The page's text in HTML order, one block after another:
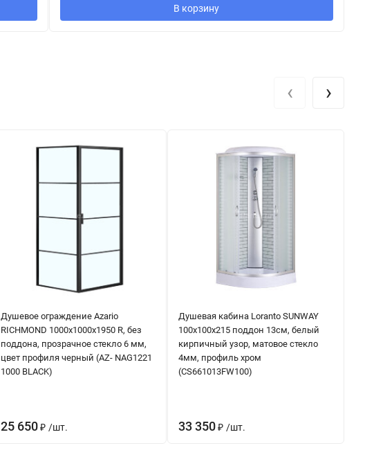
В корзину
Душевое ограждение Azario
RICHMOND 1000х1000х1950 R, без
поддона, прозрачное стекло 6 мм,
цвет профиля черный (AZ- NAG1221
1000 BLACK)
25 650₽ /шт.
Душевая кабина Loranto SUNWAY
100х100х215 поддон 13см, белый
кирпичный узор, матовое стекло
4мм, профиль хром
(CS661013FW100)
33 350₽ /шт.
‹ ›